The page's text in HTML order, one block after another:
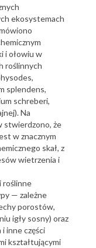
ekosystemach
i ołowiu w
roślinnych
splendens,
schreberi,
Na
stwierdzono, że
w znacznym
skał, z
wietrzenia i
roślinne
— zależne
porostów,
igły sosny) oraz
inne części
kształtującymi